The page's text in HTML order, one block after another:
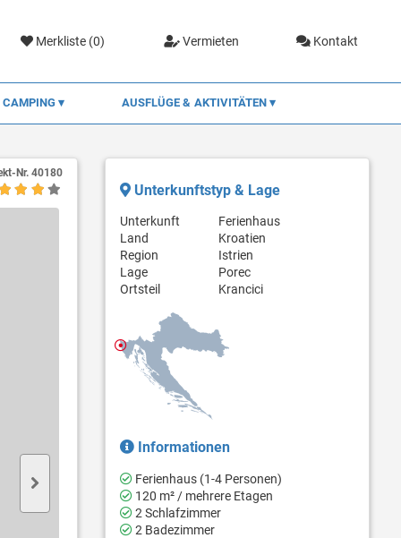
Merkliste (0) Vermieten Kontakt
CAMPING AUSFLÜGE & AKTIVITÄTEN
Nr. 40180
Unterkunftstyp & Lage
Unterkunft
Ferienhaus
Land
Kroatien
Region
Istrien
Lage
Porec
Ortsteil
Krancici
Informationen
Ferienhaus (1-4 Personen)
120 m² / mehrere Etagen
2 Schlafzimmer
2 Badezimmer